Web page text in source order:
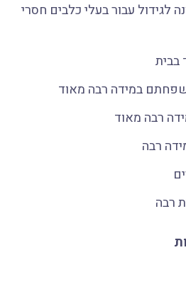
לגידול עבור בעלי כלבים חסרי
בבית
במידה רבה מאוד
רבה מאוד
רבה
רבה